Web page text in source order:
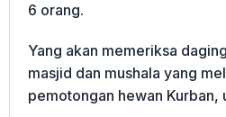
6 orang.
Yang akan memeriksa
masjid dan mushala yang
pemotongan hewan Kurban,